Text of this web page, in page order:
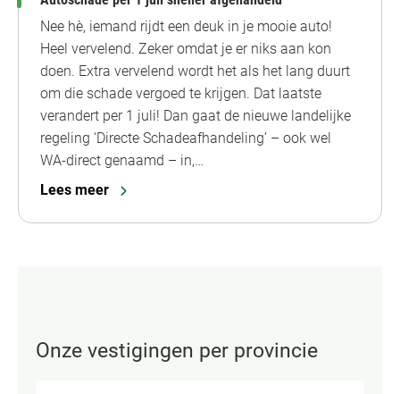
Nee hè, iemand rijdt een deuk in je mooie auto!
Heel vervelend. Zeker omdat je er niks aan kon
doen. Extra vervelend wordt het als het lang duurt
om die schade vergoed te krijgen. Dat laatste
verandert per 1 juli! Dan gaat de nieuwe landelijke
regeling ‘Directe Schadeafhandeling’ – ook wel
WA-direct genaamd – in,…
Lees meer
Onze vestigingen per provincie